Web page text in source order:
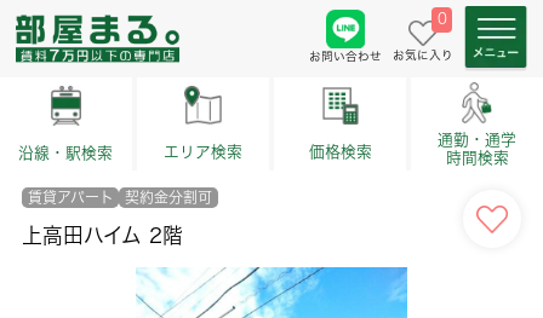
お問い合わせ
0
お気に入り
沿線・駅検索 エリア検索 価格検索
通勤・通学
時間検索
賃貸アパート 契約金分割可
上高田ハイム 2階